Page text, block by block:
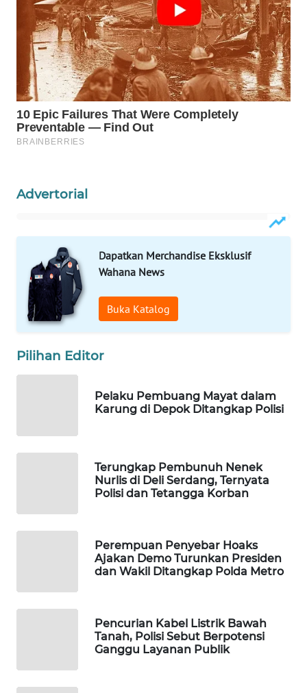
Advertorial
Dapatkan Merchandise Eksklusif
Wahana News
Buka Katalog
Pilihan Editor
Pelaku Pembuang Mayat dalam
Karung di Depok Ditangkap Polisi
Terungkap Pembunuh Nenek
Nurlis di Deli Serdang, Ternyata
Polisi dan Tetangga Korban
Perempuan Penyebar Hoaks
Ajakan Demo Turunkan Presiden
dan Wakil Ditangkap Polda Metro
Pencurian Kabel Listrik Bawah
Tanah, Polisi Sebut Berpotensi
Ganggu Layanan Publik
INFRASTRUKTUR
WAHANA
KONSUMEN
WAHANA
LISTRIK
WAHANA
WAHANANEWS
ID
WAHANANEWS
CO ID
WAHANANEWS
WAHANA
WAHANA
HEALTH